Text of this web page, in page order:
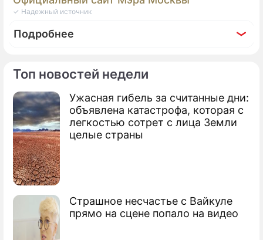
Топ новостей недели
Ужасная гибель за считанные дни:
объявлена катастрофа, которая с
легкостью сотрет с лица Земли
целые страны
Страшное несчастье с Вайкуле
прямо на сцене попало на видео
✓ Надежный источник
Подробнее
По теме
Продолжение: Находящийся
на МКС космонавт Новицкий
Эксперты и предприниматели